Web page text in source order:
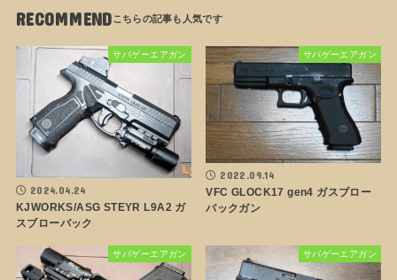
RECOMMEND
サバゲーエアガン
2024.04.24
KJWORKS/ASG STEYR L9A2 ガ
スブローバック
サバゲーエアガン
2022.09.14
VFC GLOCK17 gen4 ガスブロー
バックガン
サバゲーエアガン サバゲーエアガン